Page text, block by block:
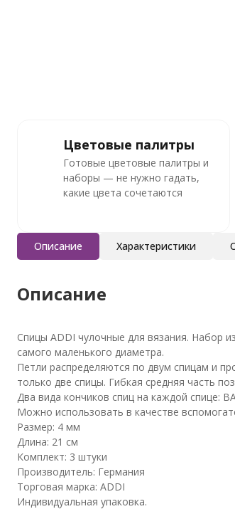
Цветовые палитры
Готовые цветовые палитры и
наборы — не нужно гадать,
какие цвета сочетаются
Описание Характеристики
Описание
Спицы ADDI чулочные для вязания. Набор
самого маленького диаметра.
Петли распределяются по двум спицам и
только две спицы. Гибкая средняя часть
Два вида кончиков спиц на каждой спице:
Можно использовать в качестве
Размер: 4 мм
Длина: 21 см
Комплект: 3 штуки
Производитель: Германия
Торговая марка: ADDI
Индивидуальная упаковка.